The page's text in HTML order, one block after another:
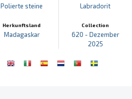
Polierte steine
Herkunftsland
Madagaskar
Labradorit
Collection
620 - Dezember
2025